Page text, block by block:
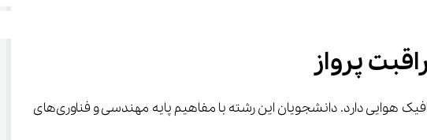
که نقش بسیار مهمی در اطمینان از ایمنی، کارآمدی و مدیریت ترافیک هوایی دارد. دانشجویان این رشته با مفاهیم پایه مهندسی و فناوری‌های